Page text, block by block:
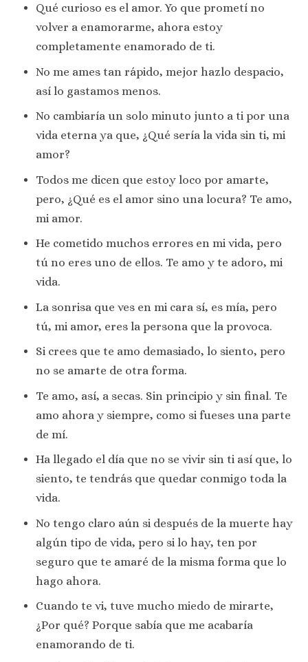
Qué curioso es el amor. Yo que prometí no
volver a enamorarme, ahora estoy
completamente enamorado de ti.
No me ames tan rápido, mejor hazlo despacio,
así lo gastamos menos.
No cambiaría un solo minuto junto a ti por una
vida eterna ya que, ¿Qué sería la vida sin ti, mi
amor?
Todos me dicen que estoy loco por amarte,
pero, ¿Qué es el amor sino una locura? Te amo,
mi amor.
He cometido muchos errores en mi vida, pero
tú no eres uno de ellos. Te amo y te adoro, mi
vida.
La sonrisa que ves en mi cara sí, es mía, pero
tú, mi amor, eres la persona que la provoca.
Si crees que te amo demasiado, lo siento, pero
no se amarte de otra forma.
Te amo, así, a secas. Sin principio y sin final. Te
amo ahora y siempre, como si fueses una parte
de mí.
Ha llegado el día que no se vivir sin ti así que, lo
siento, te tendrás que quedar conmigo toda la
vida.
No tengo claro aún si después de la muerte hay
algún tipo de vida, pero si lo hay, ten por
seguro que te amaré de la misma forma que lo
hago ahora.
Cuando te vi, tuve mucho miedo de mirarte,
¿Por qué? Porque sabía que me acabaría
enamorando de ti.